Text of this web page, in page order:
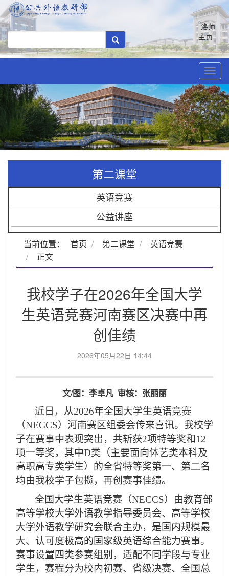
洛师
主页
第二课堂
英语竞赛
公益讲座
当前位置： 首页 第二课堂
英语竞赛
正文
我校学子在2026年全国大学
生英语竞赛河南赛区决赛中再
创佳绩
2026年05月22日 14:44
文/图：李卓凡 审核：张丽丽
近日，从2026年全国大学生英语竞赛
（NECCS）河南赛区组委会传来喜讯。我校学
子在赛事中表现突出，共斩获2项特等奖和12
项一等奖，其中D类（主要面向体艺类本科及
高职高专类学生）的全省特等奖第一、第二名
均由我校学子包揽，再创赛事佳绩。
全国大学生英语竞赛（NECCS）由教育部
高等学校大学外语教学指导委员会、高等学校
大学外语教学研究会联合主办，是国内规模最
大、认可度极高的国家级英语综合能力赛事。
赛事设置四类参赛组别，适配不同学段与专业
学生，赛程分为校内初赛、省级决赛、全国总